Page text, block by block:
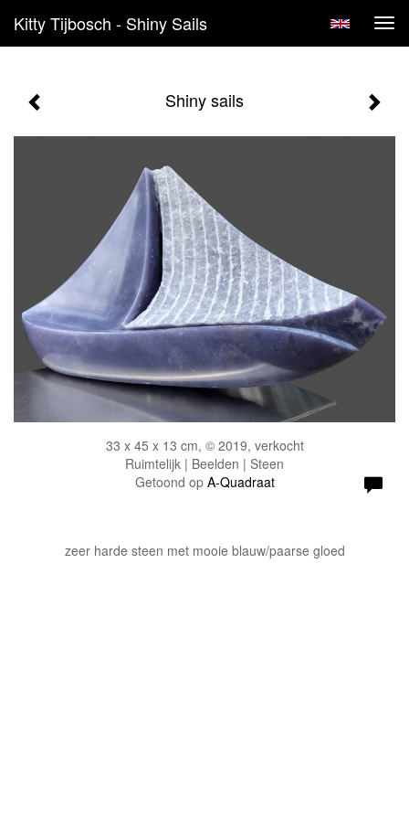
Kitty Tijbosch - Shiny Sails
Shiny sails
33 x 45 x 13 cm, © 2019, verkocht
Ruimtelijk | Beelden | Steen
Getoond op A-Quadraat
zeer harde steen met mooie blauw/paarse gloed